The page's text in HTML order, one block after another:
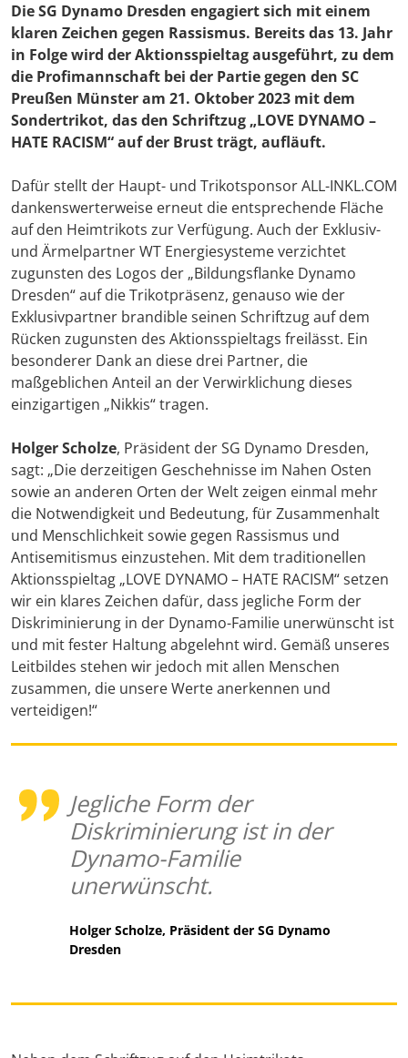
Die SG Dynamo Dresden engagiert sich mit einem
klaren Zeichen gegen Rassismus. Bereits das 13. Jahr
in Folge wird der Aktionsspieltag ausgeführt, zu dem
die Profimannschaft bei der Partie gegen den SC
Preußen Münster am 21. Oktober 2023 mit dem
Sondertrikot, das den Schriftzug „LOVE DYNAMO –
HATE RACISM“ auf der Brust trägt, aufläuft.
Dafür stellt der Haupt- und Trikotsponsor ALL-INKL.COM
dankenswerterweise erneut die entsprechende Fläche
auf den Heimtrikots zur Verfügung. Auch der Exklusiv-
und Ärmelpartner WT Energiesysteme verzichtet
zugunsten des Logos der „Bildungsflanke Dynamo
Dresden“ auf die Trikotpräsenz, genauso wie der
Exklusivpartner brandible seinen Schriftzug auf dem
Rücken zugunsten des Aktionsspieltags freilässt. Ein
besonderer Dank an diese drei Partner, die
maßgeblichen Anteil an der Verwirklichung dieses
einzigartigen „Nikkis“ tragen.
Holger Scholze, Präsident der SG Dynamo Dresden,
sagt: „Die derzeitigen Geschehnisse im Nahen Osten
sowie an anderen Orten der Welt zeigen einmal mehr
die Notwendigkeit und Bedeutung, für Zusammenhalt
und Menschlichkeit sowie gegen Rassismus und
Antisemitismus einzustehen. Mit dem traditionellen
Aktionsspieltag „LOVE DYNAMO – HATE RACISM“ setzen
wir ein klares Zeichen dafür, dass jegliche Form der
Diskriminierung in der Dynamo-Familie unerwünscht ist
und mit fester Haltung abgelehnt wird. Gemäß unseres
Leitbildes stehen wir jedoch mit allen Menschen
zusammen, die unsere Werte anerkennen und
verteidigen!“
Jegliche Form der
Diskriminierung ist in der
Dynamo-Familie
unerwünscht.
Holger Scholze, Präsident der SG Dynamo
Dresden